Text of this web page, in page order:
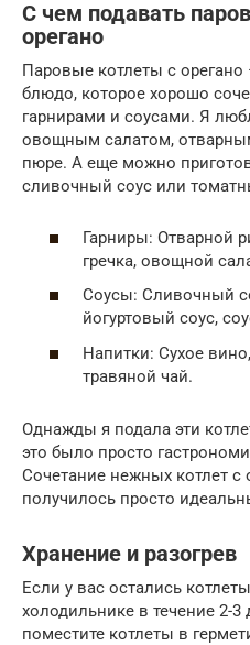
С чем подавать
орегано
Паровые котлеты с орегано
блюдо, которое хорошо
гарнирами и соусами. Я
овощным салатом,
пюре. А еще можно
сливочный соус или
Гарниры: Отварной
гречка, овощной
Соусы: Сливочный
йогуртовый соус,
Напитки: Сухое
травяной чай.
Однажды я подала эти
это было просто
Сочетание нежных котлет
получилось просто
Хранение и разогрев
Если у вас остались
холодильнике в течение 2-
поместите котлеты в